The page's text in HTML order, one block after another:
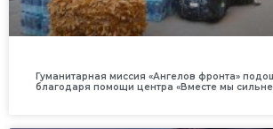
Гуманитарная миссия «Ангелов фронта»
благодаря помощи центра «Вместе мы